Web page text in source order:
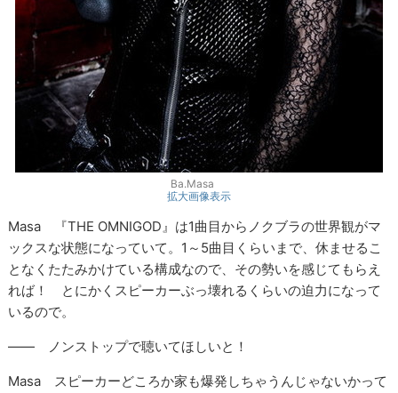
Ba.Masa
拡大画像表示
Masa 『THE OMNIGOD』は1曲目からノクブラの世界観がマ
ックスな状態になっていて。1～5曲目くらいまで、休ませるこ
となくたたみかけている構成なので、その勢いを感じてもらえ
れば！ とにかくスピーカーぶっ壊れるくらいの迫力になって
いるので。
―― ノンストップで聴いてほしいと！
Masa スピーカーどころか家も爆発しちゃうんじゃないかって